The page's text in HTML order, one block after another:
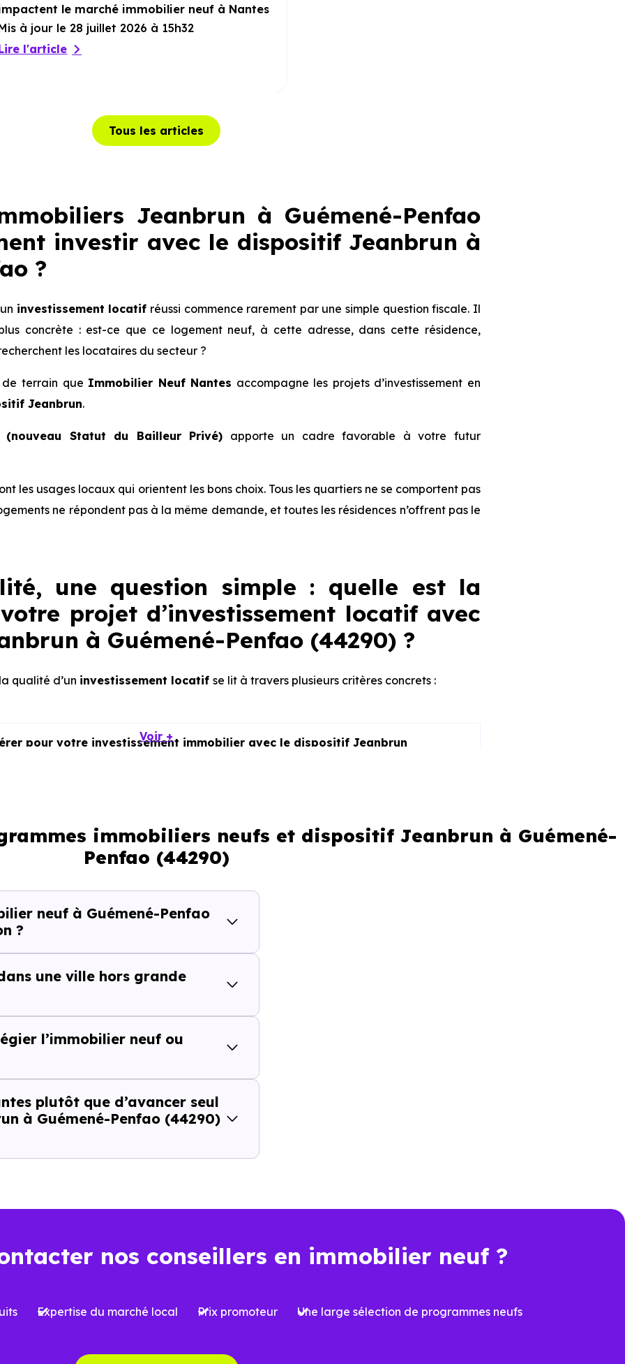
le marché immobilier neuf à Nantes
à jour le 28 juillet 2026 à 15h32
l'article
Tous les articles
Jeanbrun à Guémené-Penfao
investir avec le dispositif Jeanbrun à
?
investissement locatif réussi commence rarement par une simple question fiscale. Il
concrète : est-ce que ce logement neuf, à cette adresse, dans cette résidence,
les locataires du secteur ?
terrain que Immobilier Neuf Nantes accompagne les projets d’investissement en
Jeanbrun.
(nouveau Statut du Bailleur Privé) apporte un cadre favorable à votre futur
les usages locaux qui orientent les bons choix. Tous les quartiers ne se comportent pas
ne répondent pas à la même demande, et toutes les résidences n’offrent pas le
une question simple : quelle est la
projet d’investissement locatif avec
à Guémené-Penfao (44290) ?
qualité d’un investissement locatif se lit à travers plusieurs critères concrets :
pour votre investissement immobilier avec le dispositif Jeanbrun
il ne repose pas sur un zonage géographique
plus seulement "la ville est-elle dans la bonne zone ?", mais "le bien choisi est-il bien
Jeanbrun apporte à un investisseur
:
Voir +
immobiliers neufs et dispositif Jeanbrun à Guémené-
Penfao (44290)
neuf à Guémené-Penfao
?
une ville hors grande
l’immobilier neuf ou
plutôt que d’avancer seul
à Guémené-Penfao (44290)
nos conseillers en immobilier neuf ?
Expertise du marché local Prix promoteur Une large sélection de programmes neufs